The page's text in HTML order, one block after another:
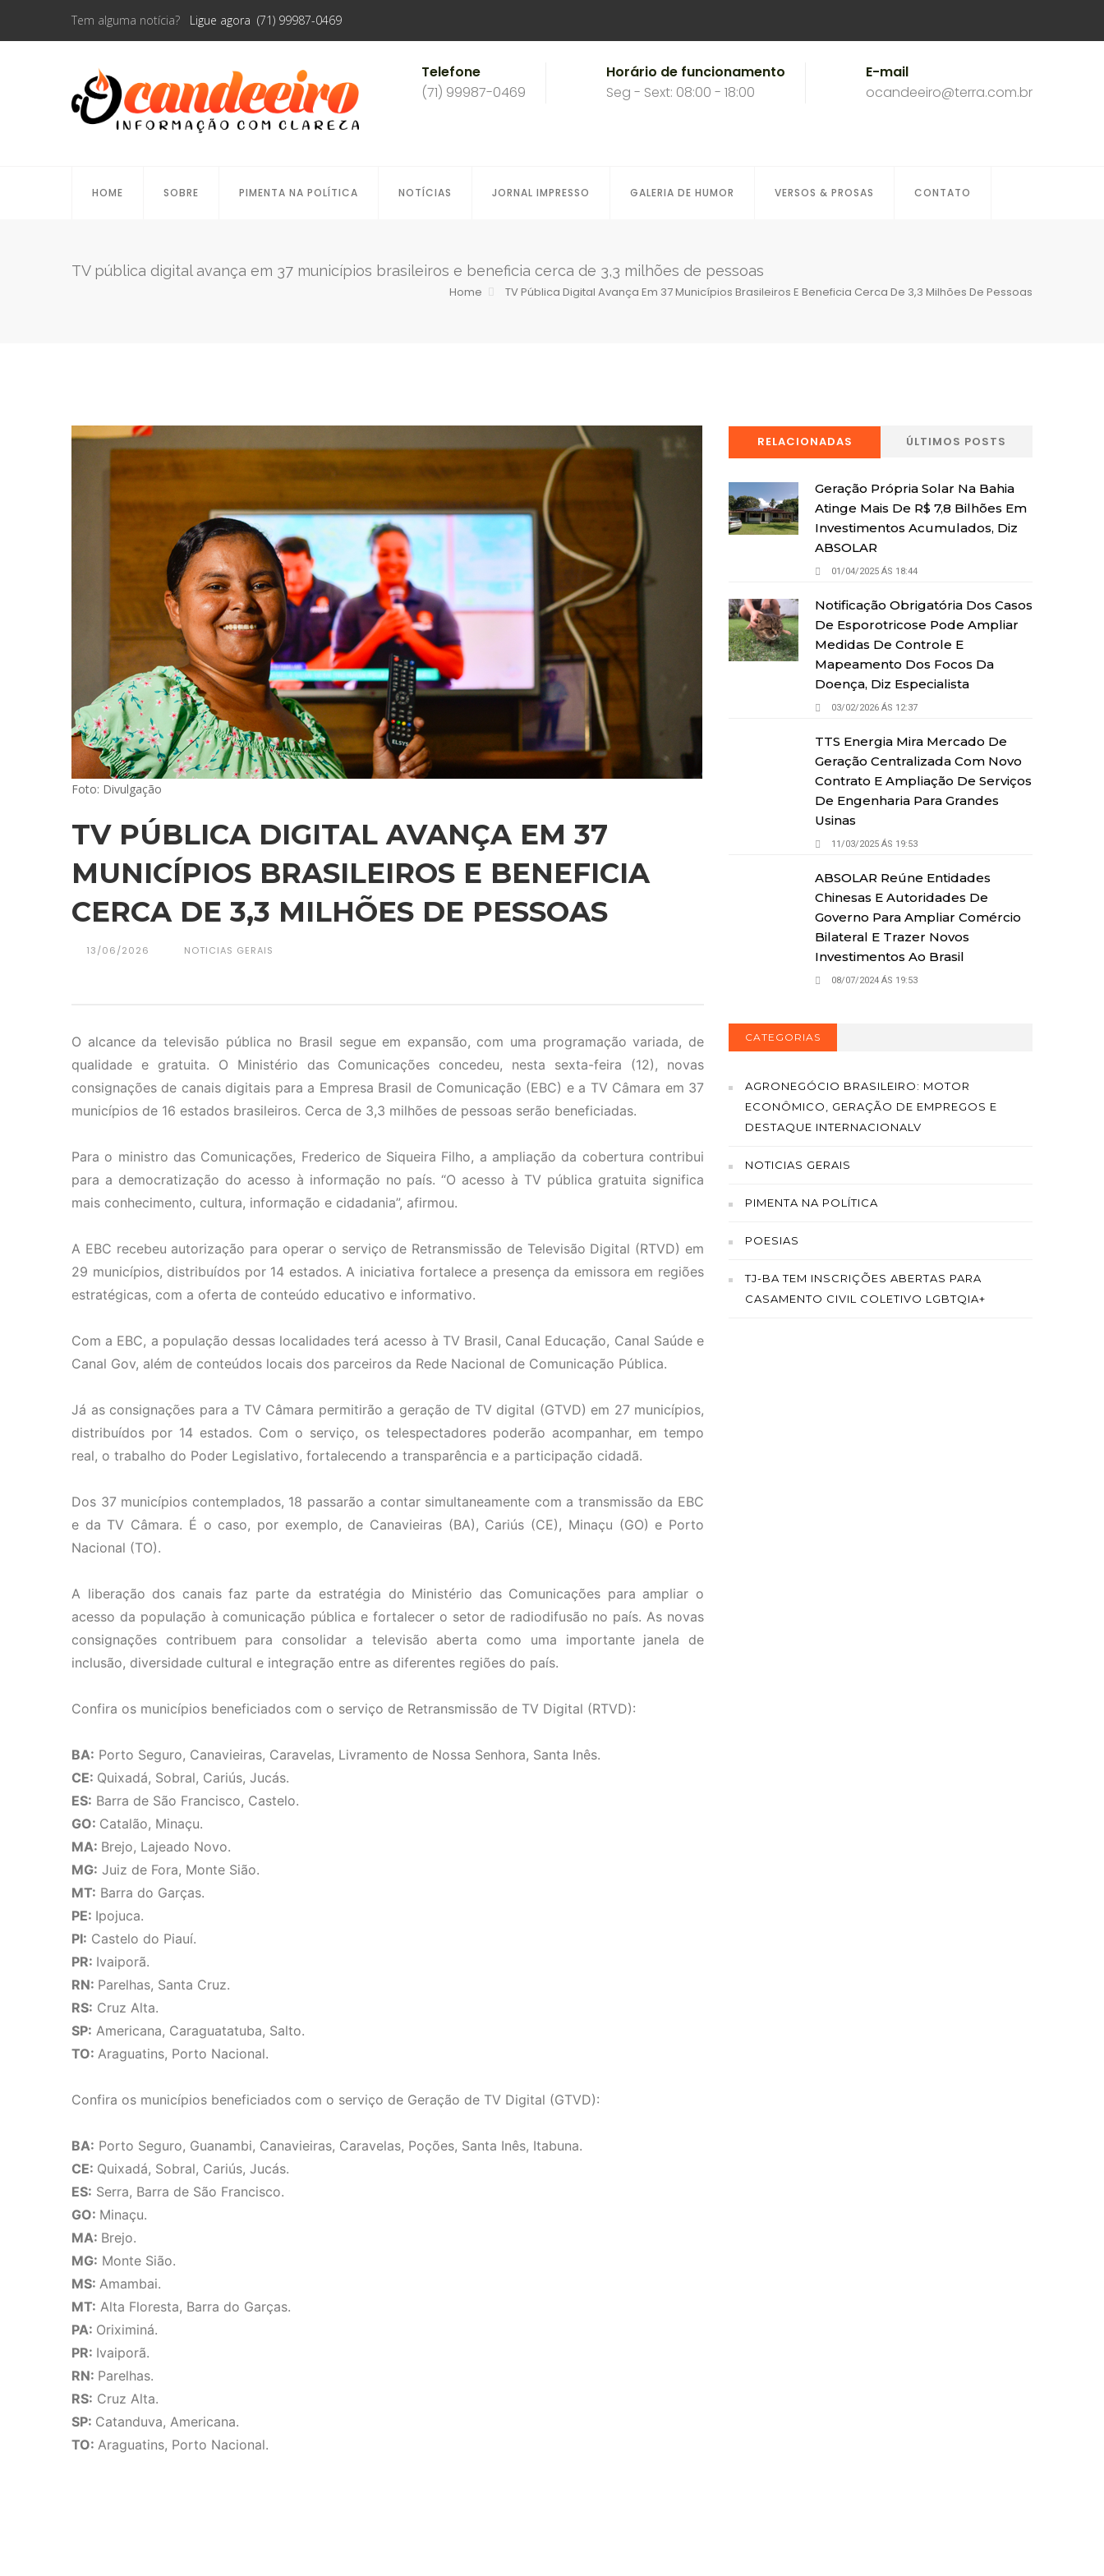
Tem alguma notícia? Ligue agora (71) 99987-0469
Telefone
(71) 99987-0469
Horário de funcionamento
Seg - Sext: 08:00 - 18:00
E-mail
ocandeeiro@terra.com.br
HOME SOBRE PIMENTA NA POLÍTICA NOTÍCIAS JORNAL IMPRESSO GALERIA DE HUMOR VERSOS & PROSAS CONTATO
TV pública digital avança em 37 municípios brasileiros e beneficia cerca de 3,3 milhões de pessoas
Home TV Pública Digital Avança Em 37 Municípios Brasileiros E Beneficia Cerca De 3,3 Milhões De Pessoas
Foto: Divulgação
TV PÚBLICA DIGITAL AVANÇA EM 37
MUNICÍPIOS BRASILEIROS E BENEFICIA
CERCA DE 3,3 MILHÕES DE PESSOAS
13/06/2026 NOTICIAS GERAIS
O alcance da televisão pública no Brasil segue em expansão, com uma programação variada, de
qualidade e gratuita. O Ministério das Comunicações concedeu, nesta sexta-feira (12), novas
consignações de canais digitais para a Empresa Brasil de Comunicação (EBC) e a TV Câmara em 37
municípios de 16 estados brasileiros. Cerca de 3,3 milhões de pessoas serão beneficiadas.
Para o ministro das Comunicações, Frederico de Siqueira Filho, a ampliação da cobertura contribui
para a democratização do acesso à informação no país. “O acesso à TV pública gratuita significa
mais conhecimento, cultura, informação e cidadania”, afirmou.
A EBC recebeu autorização para operar o serviço de Retransmissão de Televisão Digital (RTVD) em
29 municípios, distribuídos por 14 estados. A iniciativa fortalece a presença da emissora em regiões
estratégicas, com a oferta de conteúdo educativo e informativo.
Com a EBC, a população dessas localidades terá acesso à TV Brasil, Canal Educação, Canal Saúde e
Canal Gov, além de conteúdos locais dos parceiros da Rede Nacional de Comunicação Pública.
Já as consignações para a TV Câmara permitirão a geração de TV digital (GTVD) em 27 municípios,
distribuídos por 14 estados. Com o serviço, os telespectadores poderão acompanhar, em tempo
real, o trabalho do Poder Legislativo, fortalecendo a transparência e a participação cidadã.
Dos 37 municípios contemplados, 18 passarão a contar simultaneamente com a transmissão da EBC
e da TV Câmara. É o caso, por exemplo, de Canavieiras (BA), Cariús (CE), Minaçu (GO) e Porto
Nacional (TO).
A liberação dos canais faz parte da estratégia do Ministério das Comunicações para ampliar o
acesso da população à comunicação pública e fortalecer o setor de radiodifusão no país. As novas
consignações contribuem para consolidar a televisão aberta como uma importante janela de
inclusão, diversidade cultural e integração entre as diferentes regiões do país.
Confira os municípios beneficiados com o serviço de Retransmissão de TV Digital (RTVD):
BA: Porto Seguro, Canavieiras, Caravelas, Livramento de Nossa Senhora, Santa Inês.
CE: Quixadá, Sobral, Cariús, Jucás.
ES: Barra de São Francisco, Castelo.
GO: Catalão, Minaçu.
MA: Brejo, Lajeado Novo.
MG: Juiz de Fora, Monte Sião.
MT: Barra do Garças.
PE: Ipojuca.
PI: Castelo do Piauí.
PR: Ivaiporã.
RN: Parelhas, Santa Cruz.
RS: Cruz Alta.
SP: Americana, Caraguatatuba, Salto.
TO: Araguatins, Porto Nacional.
Confira os municípios beneficiados com o serviço de Geração de TV Digital (GTVD):
BA: Porto Seguro, Guanambi, Canavieiras, Caravelas, Poções, Santa Inês, Itabuna.
CE: Quixadá, Sobral, Cariús, Jucás.
ES: Serra, Barra de São Francisco.
GO: Minaçu.
MA: Brejo.
MG: Monte Sião.
MS: Amambai.
MT: Alta Floresta, Barra do Garças.
PA: Oriximiná.
PR: Ivaiporã.
RN: Parelhas.
RS: Cruz Alta.
SP: Catanduva, Americana.
TO: Araguatins, Porto Nacional.
RELACIONADAS ÚLTIMOS POSTS
Geração Própria Solar Na Bahia
Atinge Mais De R$ 7,8 Bilhões Em
Investimentos Acumulados, Diz
ABSOLAR
01/04/2025 ÁS 18:44
Notificação Obrigatória Dos Casos
De Esporotricose Pode Ampliar
Medidas De Controle E
Mapeamento Dos Focos Da
Doença, Diz Especialista
03/02/2026 ÁS 12:37
TTS Energia Mira Mercado De
Geração Centralizada Com Novo
Contrato E Ampliação De Serviços
De Engenharia Para Grandes
Usinas
11/03/2025 ÁS 19:53
ABSOLAR Reúne Entidades
Chinesas E Autoridades De
Governo Para Ampliar Comércio
Bilateral E Trazer Novos
Investimentos Ao Brasil
08/07/2024 ÁS 19:53
CATEGORIAS
AGRONEGÓCIO BRASILEIRO: MOTOR
ECONÔMICO, GERAÇÃO DE EMPREGOS E
DESTAQUE INTERNACIONALV
NOTICIAS GERAIS
PIMENTA NA POLÍTICA
POESIAS
TJ-BA TEM INSCRIÇÕES ABERTAS PARA
CASAMENTO CIVIL COLETIVO LGBTQIA+